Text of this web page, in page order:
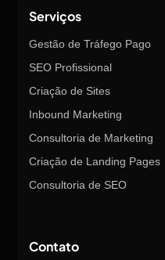
Serviços
Gestão de Tráfego Pago
SEO Profissional
Criação de Sites
Inbound Marketing
Consultoria de Marketing
Criação de Landing Pages
Consultoria de SEO
Contato